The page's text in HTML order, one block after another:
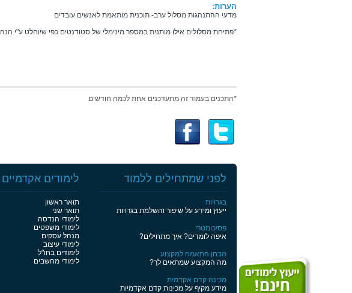
הערות:
מדעי ההתנהגות מסלול ערב- תוכנית מותאמת לאנשים עובדים
*פתיחת מסלולים אילו מותנית במספר מינימלי של סטודנטים כפי שיוחלט ע"י
*התכנים בעמוד זה מתעדכנים אחת לכמה חודשים
לפני שמתחילים ללמוד
בגרויות
ייעוץ ומידע על שיפור והשלמת בגרויות
פסיכומטרי
איפה לומדים? איך מתחילים?
מבחן התאמה למקצוע
מה המקצוע שמתאים לך?
מכינה קדם אקדמית
מידע מקיף על מכינות קדם אקדמיות
לימודים אקדמיים
תואר ראשון
תואר שני
לימודי הנדסה
לימודי משפטים
מנהל עסקים
לימודי עיצוב
לימודים בחו"ל
לימודי מחשבים